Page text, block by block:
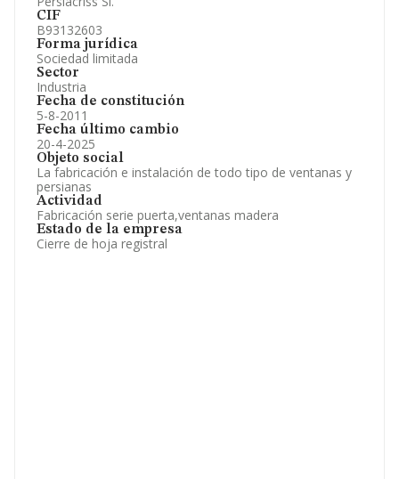
CIF
B93132603
Forma jurídica
Sociedad limitada
Sector
Industria
Fecha de constitución
5-8-2011
Fecha último cambio
20-4-2025
Objeto social
La fabricación e instalación de todo tipo de ventanas y
persianas
Actividad
Fabricación serie puerta,ventanas madera
Estado de la empresa
Cierre de hoja registral